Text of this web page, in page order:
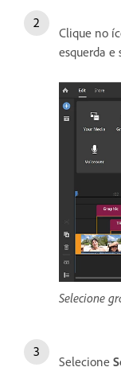
Clique no
esquerda e
Selecione
Selecione